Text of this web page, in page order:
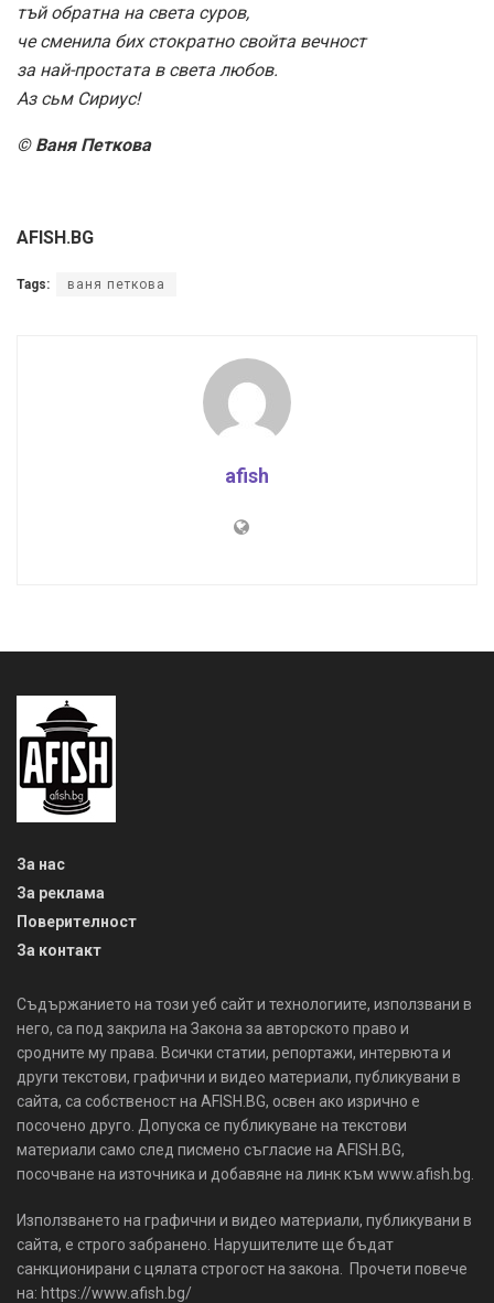
тъй обратна на света суров,
че сменила бих стократно свойта вечност
за най-простата в света любов.
Аз сьм Сириус!
© Ваня Петкова
AFISH.BG
Tags: ваня петкова
afish
За нас
За реклама
Поверителност
За контакт
Съдържанието на този уеб сайт и технологиите, използвани в
него, са под закрила на Закона за авторското право и
сродните му права. Всички статии, репортажи, интервюта и
други текстови, графични и видео материали, публикувани в
сайта, са собственост на AFISH.BG, освен ако изрично е
посочено друго. Допуска се публикуване на текстови
материали само след писмено съгласие на AFISH.BG,
посочване на източника и добавяне на линк към www.afish.bg.
Използването на графични и видео материали, публикувани в
сайта, е строго забранено. Нарушителите ще бъдат
санкционирани с цялата строгост на закона. Прочети повече
на: https://www.afish.bg/